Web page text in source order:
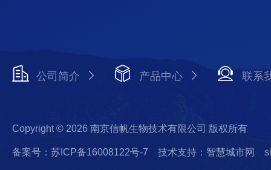
公司简介 产品中心 联系
Copyright © 2026 南京信帆生物技术有限公司 版权所有
备案号：苏ICP备16008122号-7 技术支持：智慧城市网